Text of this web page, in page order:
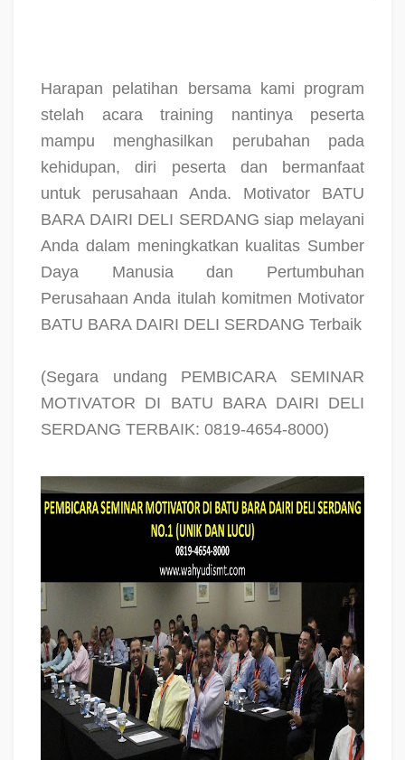
Harapan pelatihan bersama kami program
stelah acara training nantinya peserta
mampu menghasilkan perubahan pada
kehidupan, diri peserta dan bermanfaat
untuk perusahaan Anda. Motivator BATU
BARA DAIRI DELI SERDANG siap melayani
Anda dalam meningkatkan kualitas Sumber
Daya Manusia dan Pertumbuhan
Perusahaan Anda itulah komitmen Motivator
BATU BARA DAIRI DELI SERDANG Terbaik
(Segara undang PEMBICARA SEMINAR
MOTIVATOR DI BATU BARA DAIRI DELI
SERDANG TERBAIK: 0819-4654-8000)